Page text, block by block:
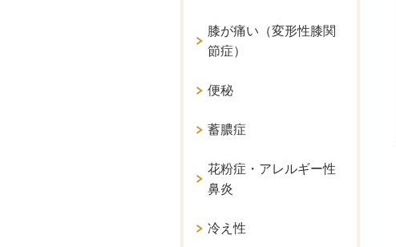
膝が痛い（変形性膝関
節症）
便秘
蓄膿症
花粉症・アレルギー性
鼻炎
冷え性